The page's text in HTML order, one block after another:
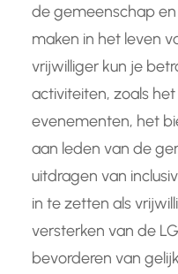
de gemeenschap
maken in het leven
vrijwilliger kun je
activiteiten, zoals
evenementen, het
aan leden van de
uitdragen van
in te zetten als
versterken van de
bevorderen van